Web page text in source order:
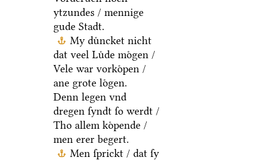
ytzundes / mennige
gude Stadt.
My duͤncket nicht
dat veel Luͤde moͤgen /
Vele war vorkoͤpen /
ane grote loͤgen.
Denn legen vnd
dregen ſyndt ſo werdt /
Tho allem koͤpende /
men erer begert.
Men ſprickt / dat ſy